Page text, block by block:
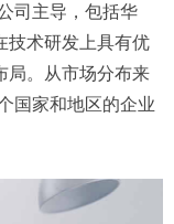
司主导，包括华
技术研发上具有优
局。从市场分布来
国家和地区的企业